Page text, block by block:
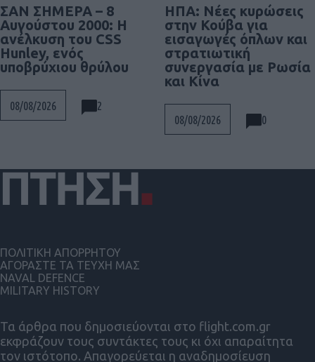
ΣΑΝ ΣΗΜΕΡΑ – 8
Αυγούστου 2000: Η
ανέλκυση του CSS
Hunley, ενός
υποβρύχιου θρύλου
08/08/2026 2
ΗΠΑ: Νέες κυρώσεις
στην Κούβα για
εισαγωγές όπλων και
στρατιωτική
συνεργασία με Ρωσία
και Κίνα
08/08/2026 0
Τα άρθρα που δημοσιεύονται στο flight.com.gr
εκφράζουν τους συντάκτες τους κι όχι απαραίτητα
τον ιστότοπο. Απαγορεύεται η αναδημοσίευση
ΠΟΛΙΤΙΚΗ ΑΠΟΡΡΗΤΟΥ
ΑΓΟΡΑΣΤΕ ΤΑ ΤΕΥΧΗ ΜΑΣ
NAVAL DEFENCE
MILITARY HISTORY